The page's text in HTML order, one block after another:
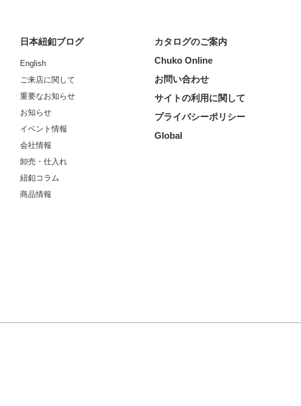
日本紐釦ブログ
English
ご来店に関して
重要なお知らせ
お知らせ
イベント情報
会社情報
卸売・仕入れ
紐釦コラム
商品情報
カタログのご案内
Chuko Online
お問い合わせ
サイトの利用に関して
プライバシーポリシー
Global